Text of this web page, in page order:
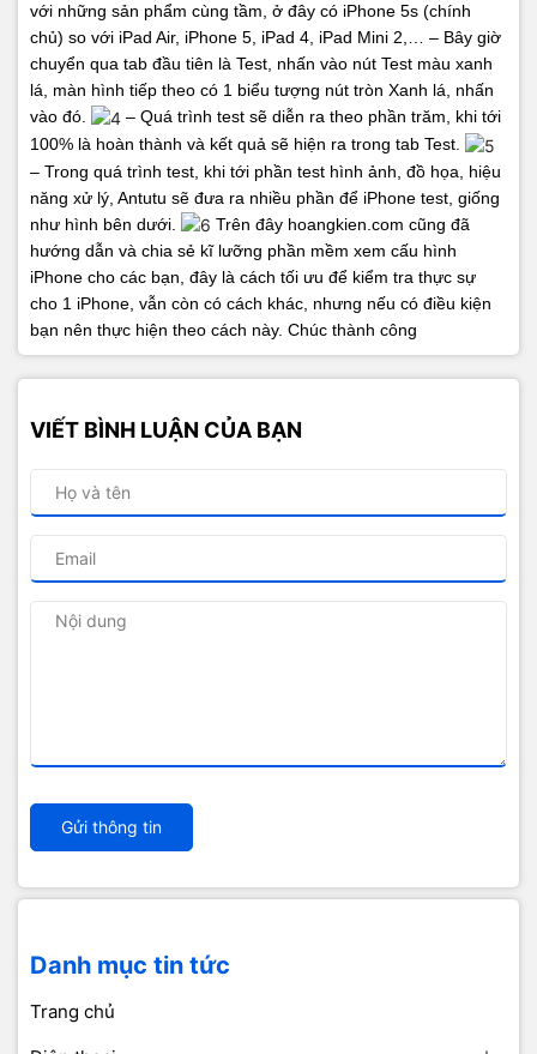
với những sản phẩm cùng tầm, ở đây có iPhone 5s (chính
chủ) so với iPad Air, iPhone 5, iPad 4, iPad Mini 2,… – Bây giờ
chuyển qua tab đầu tiên là Test, nhấn vào nút Test màu xanh
lá, màn hình tiếp theo có 1 biểu tượng nút tròn Xanh lá, nhấn
vào đó.
– Quá trình test sẽ diễn ra theo phần trăm, khi tới
100% là hoàn thành và kết quả sẽ hiện ra trong tab Test.
– Trong quá trình test, khi tới phần test hình ảnh, đồ họa, hiệu
năng xử lý, Antutu sẽ đưa ra nhiều phần để iPhone test, giống
như hình bên dưới.
Trên đây hoangkien.com cũng đã
hướng dẫn và chia sẻ kĩ lưỡng phần mềm xem cấu hình
iPhone cho các bạn, đây là cách tối ưu để kiểm tra thực sự
cho 1 iPhone, vẫn còn có cách khác, nhưng nếu có điều kiện
bạn nên thực hiện theo cách này. Chúc thành công
VIẾT BÌNH LUẬN CỦA BẠN
Gửi thông tin
Danh mục tin tức
Trang chủ